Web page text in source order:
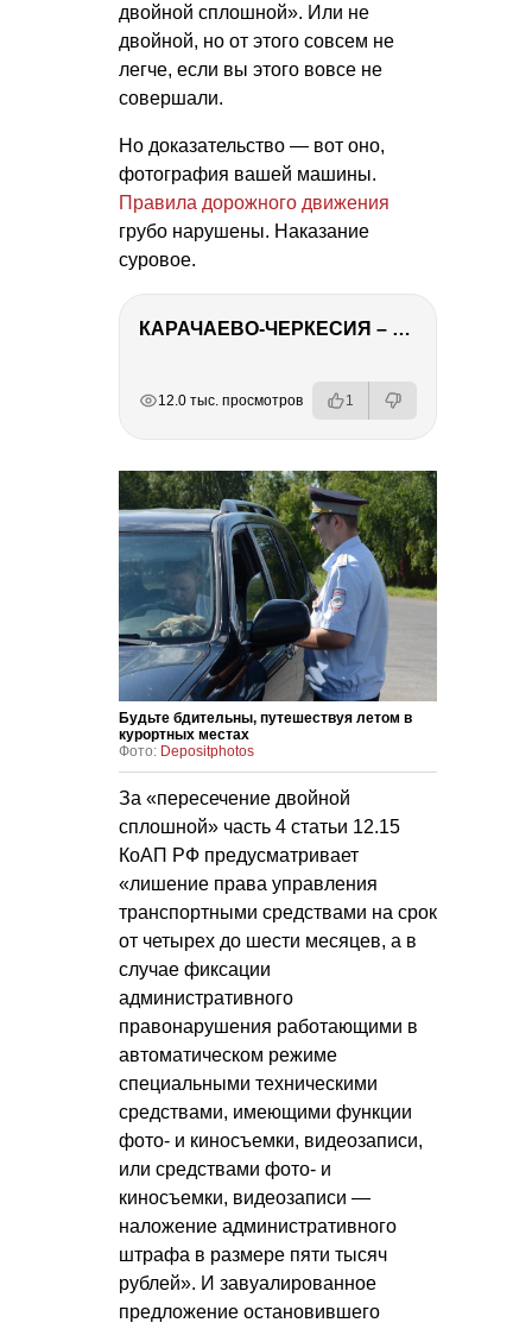
двойной сплошной». Или не
двойной, но от этого совсем не
легче, если вы этого вовсе не
совершали.
Но доказательство — вот оно,
фотография вашей машины.
Правила дорожного движения
грубо нарушены. Наказание
суровое.
КАРАЧАЕВО-ЧЕРКЕСИЯ – ПУТЕШЕСТВИЕ НА КАВКАЗ часть 2
12.0 тыс. просмотров 1
Будьте бдительны, путешествуя летом в
курортных местах
Фото: Depositphotos
За «пересечение двойной
сплошной» часть 4 статьи 12.15
КоАП РФ предусматривает
«лишение права управления
транспортными средствами на срок
от четырех до шести месяцев, а в
случае фиксации
административного
правонарушения работающими в
автоматическом режиме
специальными техническими
средствами, имеющими функции
фото- и киносъемки, видеозаписи,
или средствами фото- и
киносъемки, видеозаписи —
наложение административного
штрафа в размере пяти тысяч
рублей». И завуалированное
предложение остановившего